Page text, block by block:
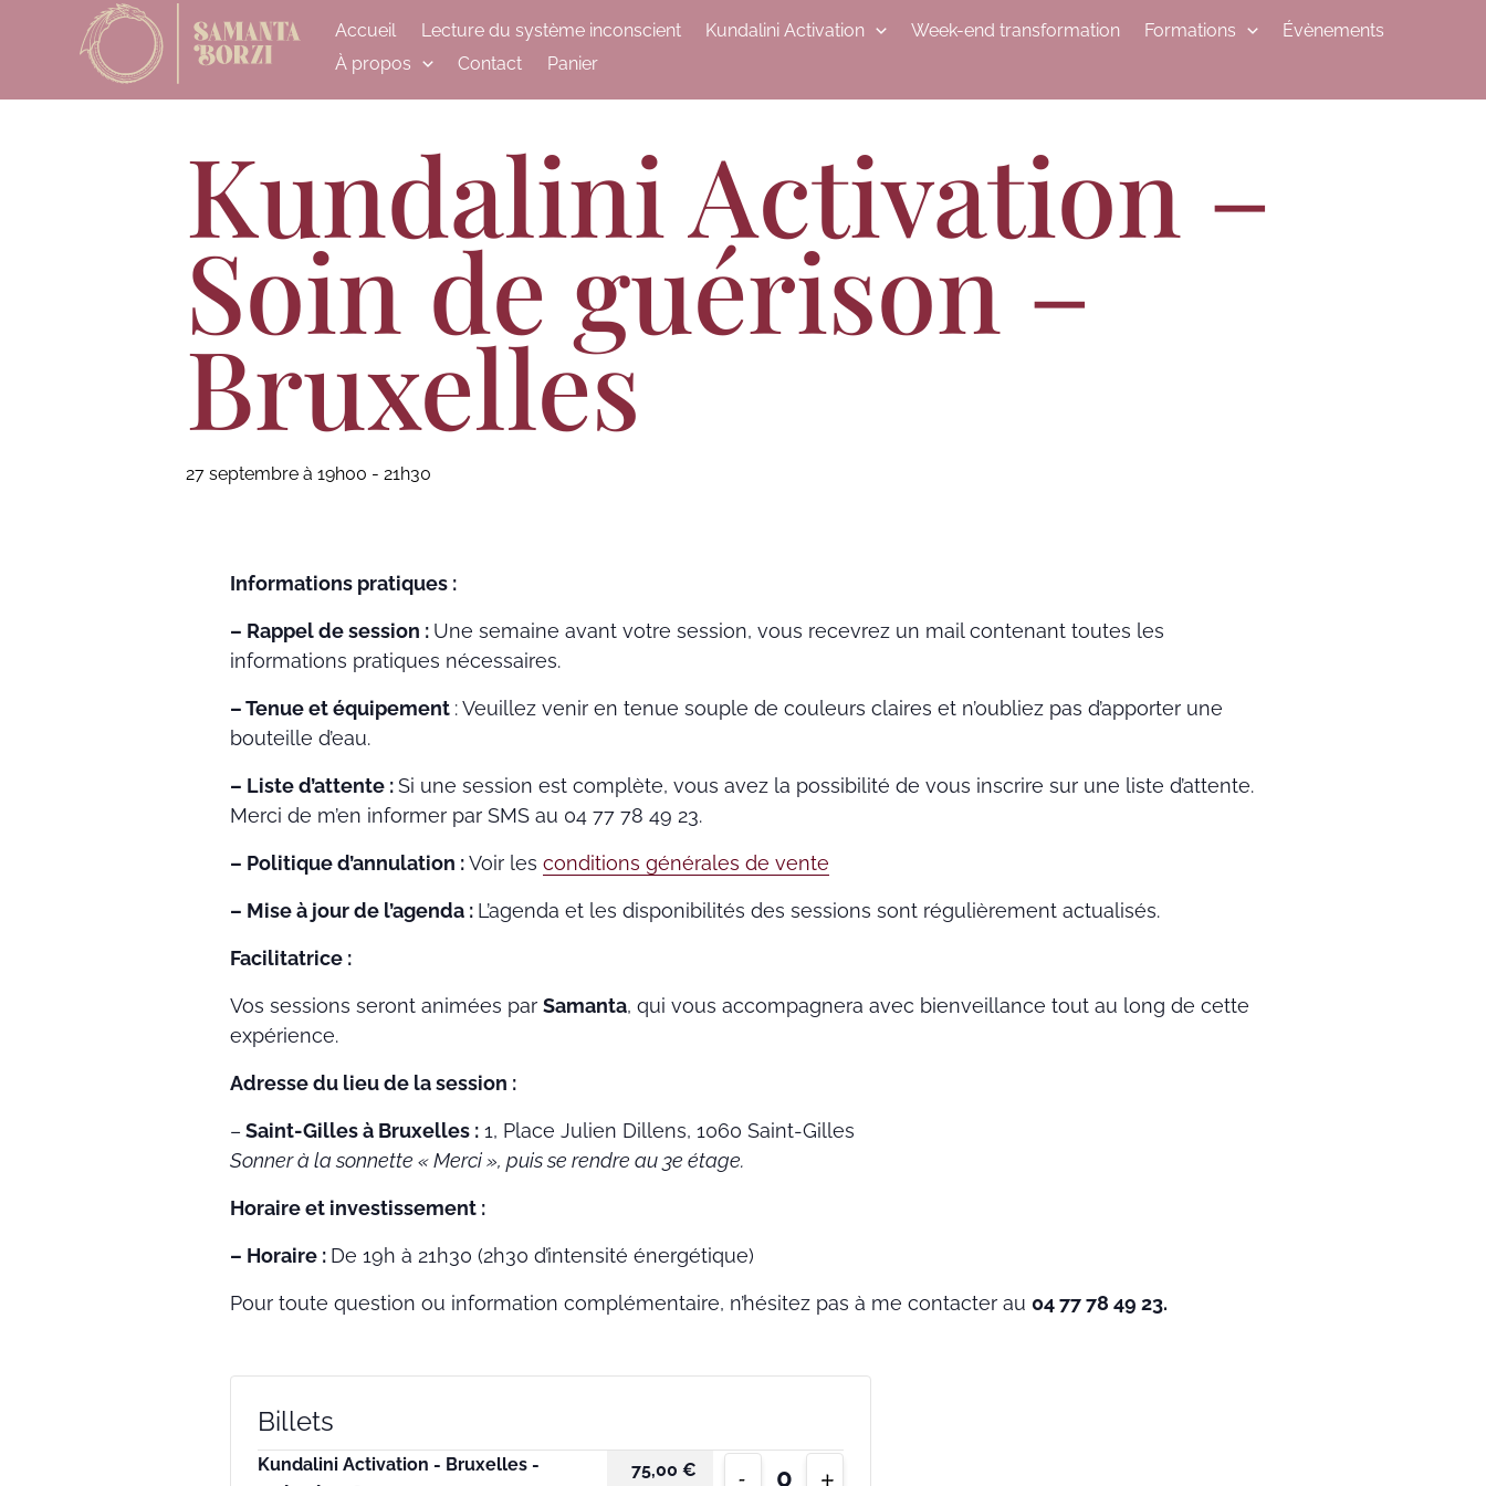
Accueil Lecture du système inconscient Kundalini Activation Week-end transformation Formations
Évènements
À propos
Contact Panier
Kundalini Activation –
Soin de guérison –
Bruxelles
27 septembre à 19h00 - 21h30
Informations pratiques :
– Rappel de session : Une semaine avant votre session, vous recevrez un mail contenant toutes les
informations pratiques nécessaires.
– Tenue et équipement : Veuillez venir en tenue souple de couleurs claires et n’oubliez pas d’apporter une
bouteille d’eau.
– Liste d’attente :Si une session est complète, vous avez la possibilité de vous inscrire sur une liste d’attente.
Merci de m’en informer par SMS au 04 77 78 49 23.
– Politique d’annulation :Voir les conditions générales de vente
– Mise à jour de l’agenda : L’agenda et les disponibilités des sessions sont régulièrement actualisés.
Facilitatrice :
Vos sessions seront animées par Samanta, qui vous accompagnera avec bienveillance tout au long de cette
expérience.
Adresse du lieu de la session :
– Saint-Gilles à Bruxelles : 1, Place Julien Dillens, 1060 Saint-Gilles
Sonner à la sonnette « Merci », puis se rendre au 3e étage.
Horaire et investissement :
– Horaire : De 19h à 21h30 (2h30 d’intensité énergétique)
Pour toute question ou information complémentaire, n’hésitez pas à me contacter au 04 77 78 49 23.
Billets
Kundalini Activation - Bruxelles -
75,00 €
Diminuer
-
Augmenter
+